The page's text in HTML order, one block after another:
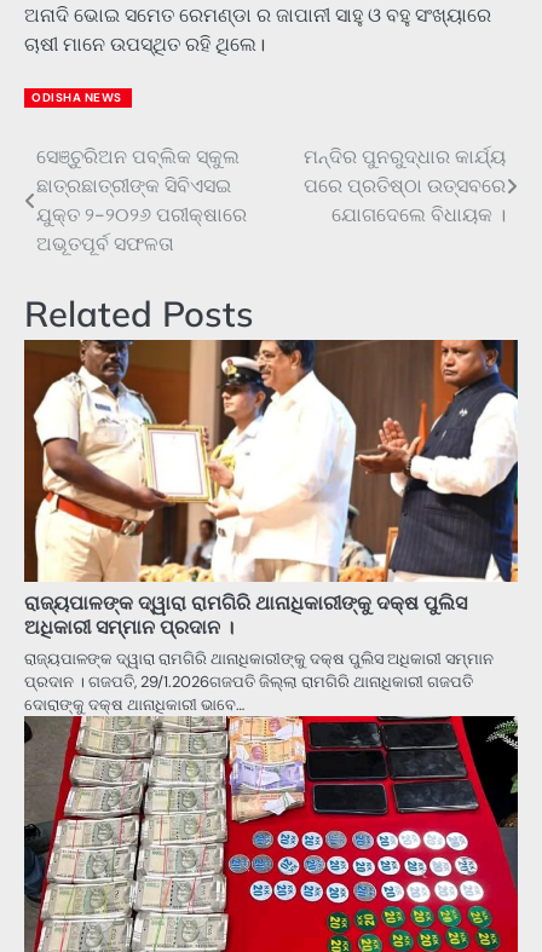
ଅନାଦି ଭୋଇ ସମେତ ରେମଣ୍ଡା ର ଜାପାନୀ ସାହୁ ଓ ବହୁ ସଂଖ୍ୟାରେ
ଚାଷୀ ମାନେ ଉପସ୍ଥିତ ରହି ଥିଲେ।
ODISHA NEWS
Post
navigation
ସେଞ୍ଚୁରିଅନ ପବ୍ଲିକ ସ୍କୁଲ
ଛାତ୍ରଛାତ୍ରୀଙ୍କ ସିବିଏସଇ
ଯୁକ୍ତ ୨-୨୦୨୬ ପରୀକ୍ଷାରେ
ଅଭୂତପୂର୍ବ ସଫଳତା
ମନ୍ଦିର ପୁନରୁଦ୍ଧାର କାର୍ଯ୍ୟ
ପରେ ପ୍ରତିଷ୍ଠା ଉତ୍ସବରେ
ଯୋଗଦେଲେ ବିଧାୟକ ।
Related Posts
ରାଜ୍ୟପାଳଙ୍କ ଦ୍ୱାରା ରାମଗିରି ଥାନାଧିକାରୀଙ୍କୁ ଦକ୍ଷ ପୁଲିସ
ଅଧିକାରୀ ସମ୍ମାନ ପ୍ରଦାନ ।
ରାଜ୍ୟପାଳଙ୍କ ଦ୍ୱାରା ରାମଗିରି ଥାନାଧିକାରୀଙ୍କୁ ଦକ୍ଷ ପୁଲିସ ଅଧିକାରୀ ସମ୍ମାନ
ପ୍ରଦାନ । ଗଜପତି, 29/1.2026ଗଜପତି ଜିଲ୍ଲା ରାମଗିରି ଥାନାଧିକାରୀ ଗଜପତି
ଦୋରାଙ୍କୁ ଦକ୍ଷ ଥାନାଧିକାରୀ ଭାବେ…